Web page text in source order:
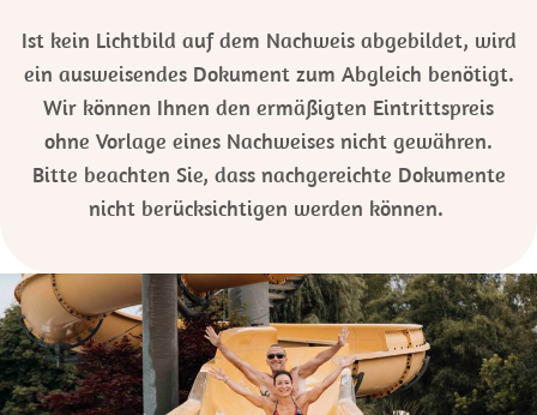
Ist kein Lichtbild auf dem Nachweis abgebildet, wird
ein ausweisendes Dokument zum Abgleich benötigt.
Wir können Ihnen den ermäßigten Eintrittspreis
ohne Vorlage eines Nachweises nicht gewähren.
Bitte beachten Sie, dass nachgereichte Dokumente
nicht berücksichtigen werden können.